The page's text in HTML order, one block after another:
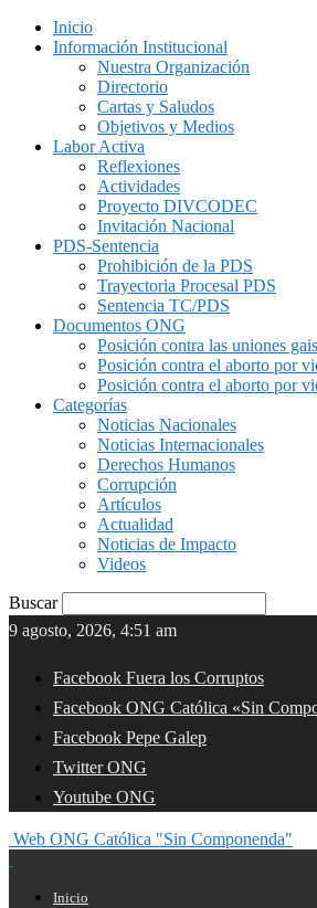
Inicio
Información Institucional
Nuestra Organización
Directorio
Cartas y Saludos
Objetivos y Medios
Labor Activa
Reflexiones
Actividades
Proyecto DIVCODEC
Invitación Nacional
PDS-Sentencia
Prohibición de la PDS
Trayectoria Procesal PDS
Sentencia TC/PDS
Documentos ONG
Posición contra las uniones gais
Posición contra el aborto por
Posición contra el aborto por
Categorías
Noticias Nacionales
Noticias Internacionales
Derechos Humanos
Corrupción
Artículos
Actualidad
Noticias de Impacto
Videos
Buscar
9 agosto, 2026, 4:51 am
Facebook Fuera los Corruptos
Facebook ONG Católica «Sin
Facebook Pepe Galep
Twitter ONG
Youtube ONG
Web ONG Católica "Sin Componenda"
Inicio